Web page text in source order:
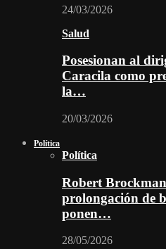
24/03/2026
Salud
Posesionan al
Caracila como
la…
20/03/2026
Política
Política
Robert
prolongación de
ponen…
28/05/2026